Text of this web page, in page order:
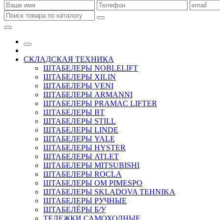
СКЛАДСКАЯ ТЕХНИКА
ШТАБЕЛЕРЫ NOBLELIFT
ШТАБЕЛЕРЫ XILIN
ШТАБЕЛЕРЫ VENI
ШТАБЕЛЕРЫ ARMANNI
ШТАБЕЛЕРЫ PRAMAC LIFTER
ШТАБЕЛЕРЫ BT
ШТАБЕЛЕРЫ STILL
ШТАБЕЛЕРЫ LINDE
ШТАБЕЛЕРЫ YALE
ШТАБЕЛЕРЫ HYSTER
ШТАБЕЛЕРЫ ATLET
ШТАБЕЛЕРЫ MITSUBISHI
ШТАБЕЛЕРЫ ROCLA
ШТАБЕЛЕРЫ OM PIMESPO
ШТАБЕЛЕРЫ SKLADOVA TEHNIKA
ШТАБЕЛЕРЫ РУЧНЫЕ
ШТАБЕЛЁРЫ Б/У